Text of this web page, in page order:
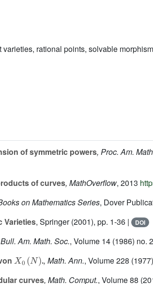
rational points, solvable
of symmetric powers, Proc. Am.
of curves, MathOverflow, 2013
on Mathematics Series, Dover
Varieties, Springer (2001), pp. 1-36 | DOI
Am. Math. Soc., Volume 14 (1986) no.
N
., Math. Ann., Volume 228
curves, Math. Comput., Volume 88